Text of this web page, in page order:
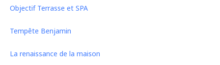
Objectif Terrasse et SPA
Tempête Benjamin
La renaissance de la maison